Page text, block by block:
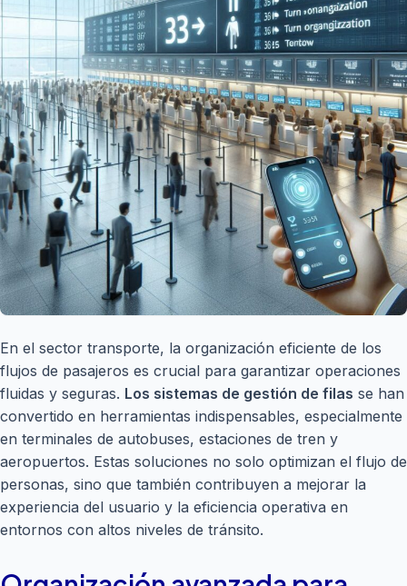
En el sector transporte, la organización eficiente de los
flujos de pasajeros es crucial para garantizar operaciones
fluidas y seguras. Los sistemas de gestión de filas se han
convertido en herramientas indispensables, especialmente
en terminales de autobuses, estaciones de tren y
aeropuertos. Estas soluciones no solo optimizan el flujo de
personas, sino que también contribuyen a mejorar la
experiencia del usuario y la eficiencia operativa en
entornos con altos niveles de tránsito.